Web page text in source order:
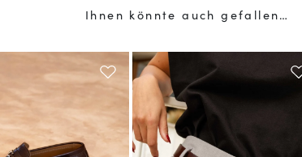
Ihnen könnte auch gefallen…